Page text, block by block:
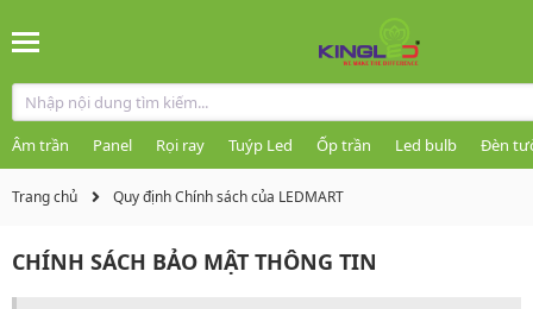
Âm trần Panel Rọi ray Tuýp Led Ốp trần Led bulb Đèn
Trang chủ Quy định Chính sách của LEDMART
CHÍNH SÁCH BẢO MẬT THÔNG TIN